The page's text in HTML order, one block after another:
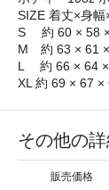
SIZE 着丈×身
S 約 60 × 58
M 約 63 × 61
L 約 66 × 64 ×
XL 約 69 × 67 ×
その他の
販売価格